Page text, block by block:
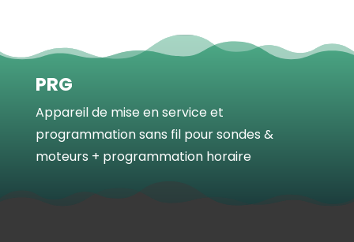
PRG
Appareil de mise en service et
programmation sans fil pour sondes &
moteurs + programmation horaire